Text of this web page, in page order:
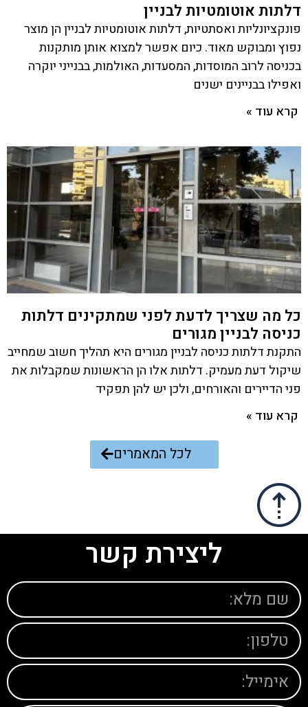
דלתות אוטומטיות לבניין
פונקציונליות ואסתטיות, דלתות אוטומטיות לבניין הן מוצר
נפוץ ומבוקש מאוד. כיום אפשר למצוא אותן מותקנות
בכניסה לרוב המוסדות, המסעדות, האולמות, בבנייני יוקרה
ואפילו בבניינים ישנים
קרא עוד »
כל מה שצריך לדעת לפני שמתקינים דלתות
כניסה לבניין מגורים
התקנת דלתות כניסה לבניין מגורים היא תהליך חשוב שמחייב
שיקול דעת מעמיק. דלתות אלו הן הראשונות שמקבלות את
פני הדיירים והאורחים, ולכן יש להן תפקיד
קרא עוד »
לכל המאמרים
ליצירת קשר